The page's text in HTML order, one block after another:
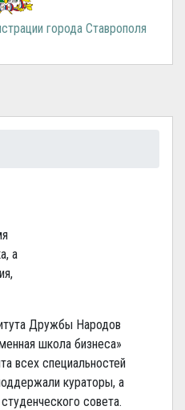
города Ставрополя
а
Дружбы Народов
школа бизнеса»
всех специальностей
кураторы, а
совета.